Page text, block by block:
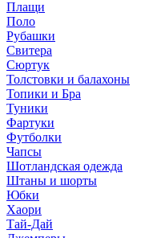
Плащи
Поло
Рубашки
Свитера
Сюртук
Толстовки и балахоны
Топики и Бра
Туники
Фартуки
Футболки
Чапсы
Шотландская одежда
Штаны и шорты
Юбки
Хаори
Тай-Дай